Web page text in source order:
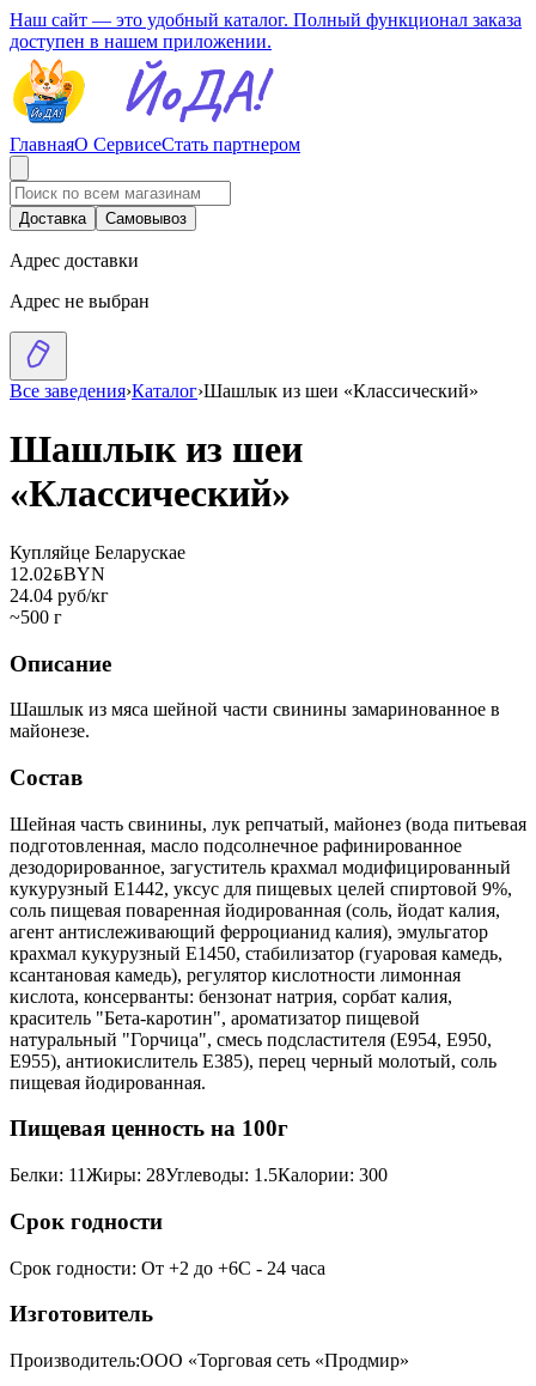
Наш сайт — это удобный каталог. Полный функционал заказа
доступен в нашем приложении.
ГлавнаяО СервисеСтать партнером
Доставка Самовывоз
Адрес доставки
Адрес не выбран
Все заведения›Каталог›Шашлык из шеи «Классический»
Шашлык из шеи
«Классический»
Купляйце Беларускае
12.02BYNBYN
24.04 руб/кг
~500 г
Описание
Шашлык из мяса шейной части свинины замаринованное в
майонезе.
Состав
Шейная часть свинины, лук репчатый, майонез (вода питьевая
подготовленная, масло подсолнечное рафинированное
дезодорированное, загуститель крахмал модифицированный
кукурузный Е1442, уксус для пищевых целей спиртовой 9%,
соль пищевая поваренная йодированная (соль, йодат калия,
агент антислеживающий ферроцианид калия), эмульгатор
крахмал кукурузный Е1450, стабилизатор (гуаровая камедь,
ксантановая камедь), регулятор кислотности лимонная
кислота, консерванты: бензонат натрия, сорбат калия,
краситель "Бета-каротин", ароматизатор пищевой
натуральный "Горчица", смесь подсластителя (Е954, Е950,
Е955), антиокислитель Е385), перец черный молотый, соль
пищевая йодированная.
Пищевая ценность на 100г
Белки: 11Жиры: 28Углеводы: 1.5Калории: 300
Срок годности
Срок годности: От +2 до +6С - 24 часа
Изготовитель
Производитель:ООО «Торговая сеть «Продмир»